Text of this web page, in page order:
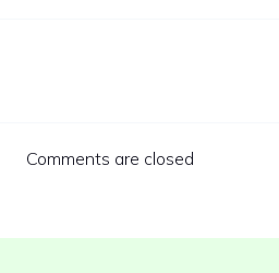
Comments are closed